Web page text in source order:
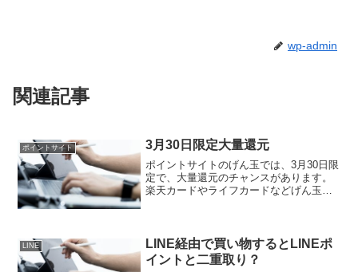
wp-admin
関連記事
ポイントサイト 3月30日限定大量還元
ポイントサイトのげん玉では、3月30日限
定で、大量還元のチャンスがあります。
楽天カードやライフカードなどげん玉で
用すると最大で1...
LINE
LINE経由で買い物するとLINEポ
イントと二重取り？